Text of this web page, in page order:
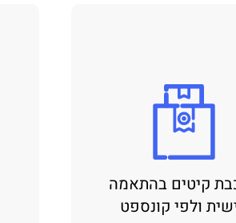
קיטים בהתאמה
ולפי קונספט